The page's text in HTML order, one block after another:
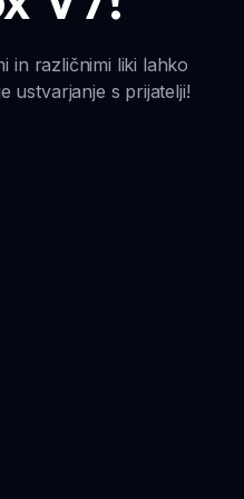
in različnimi liki lahko
ustvarjanje s prijatelji!